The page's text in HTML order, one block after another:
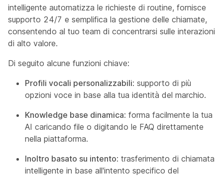
intelligente automatizza le richieste di routine, fornisce
supporto 24/7 e semplifica la gestione delle chiamate,
consentendo al tuo team di concentrarsi sulle interazioni
di alto valore.
Di seguito alcune funzioni chiave:
Profili vocali personalizzabili: supporto di più
opzioni voce in base alla tua identità del marchio.
Knowledge base dinamica: forma facilmente la tua
AI caricando file o digitando le FAQ direttamente
nella piattaforma.
Inoltro basato su intento: trasferimento di chiamata
intelligente in base all'intento specifico del